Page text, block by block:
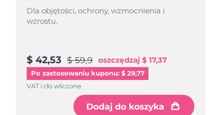
Dla objętości, ochrony, wzmocnienia i
wzrostu.
$ 42,53 $ 59,9 oszczędzaj $ 17,37
Po zastosowaniu kuponu: $ 29,77
VAT i cło wliczone
Dodaj do koszyka